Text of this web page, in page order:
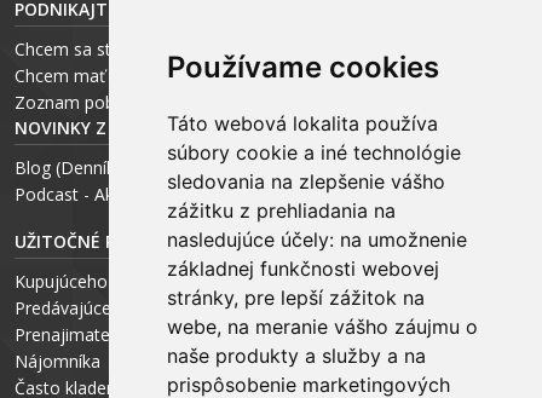
Používame cookies
Táto webová lokalita používa
súbory cookie a iné technológie
sledovania na zlepšenie vášho
zážitku z prehliadania na
nasledujúce účely: na umožnenie
základnej funkčnosti webovej
stránky, pre lepší zážitok na
webe, na meranie vášho záujmu o
naše produkty a služby a na
prispôsobenie marketingových
PODNIKAJTE S ARCHEUS-OM
Chcem sa stať realitným odborníkom
Chcem mať vlastnú kanceláriu
Zoznam pobočiek
NOVINKY Z MÉDIÍ
Blog (Denník N a Trend) – R. Štalmach
Podcast - Ako začínal ARCHEUS - R. Štalmach / CEO
UŽITOČNÉ RADY PRE
Kupujúceho
Predávajúceho
Prenajimateľa
Nájomníka
Často kladené otázky FAQ